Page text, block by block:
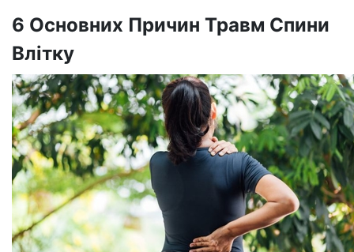
6 Основних Причин Травм Спини
Влітку